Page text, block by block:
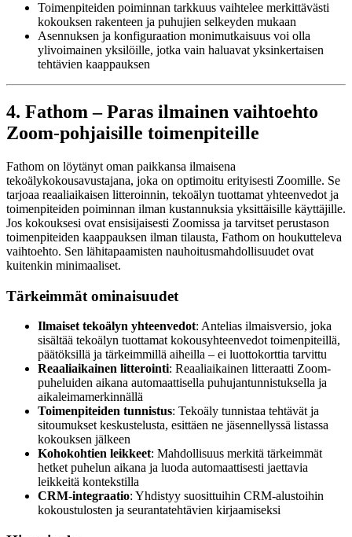
Toimenpiteiden poiminnan tarkkuus vaihtelee merkittävästi
kokouksen rakenteen ja puhujien selkeyden mukaan
Asennuksen ja konfiguraation monimutkaisuus voi olla
ylivoimainen yksilöille, jotka vain haluavat yksinkertaisen
tehtävien kaappauksen
4. Fathom – Paras ilmainen vaihtoehto
Zoom-pohjaisille toimenpiteille
Fathom on löytänyt oman paikkansa ilmaisena
tekoälykokousavustajana, joka on optimoitu erityisesti Zoomille. Se
tarjoaa reaaliaikaisen litteroinnin, tekoälyn tuottamat yhteenvedot ja
toimenpiteiden poiminnan ilman kustannuksia yksittäisille käyttäjille.
Jos kokouksesi ovat ensisijaisesti Zoomissa ja tarvitset perustason
toimenpiteiden kaappauksen ilman tilausta, Fathom on houkutteleva
vaihtoehto. Sen lähitapaamisten nauhoitusmahdollisuudet ovat
kuitenkin minimaaliset.
Tärkeimmät ominaisuudet
Ilmaiset tekoälyn yhteenvedot: Antelias ilmaisversio, joka
sisältää tekoälyn tuottamat kokousyhteenvedot toimenpiteillä,
päätöksillä ja tärkeimmillä aiheilla – ei luottokorttia tarvittu
Reaaliaikainen litterointi: Reaaliaikainen litteraatti Zoom-
puheluiden aikana automaattisella puhujantunnistuksella ja
aikaleimamerkinnällä
Toimenpiteiden tunnistus: Tekoäly tunnistaa tehtävät ja
sitoumukset keskustelusta, esittäen ne jäsennellyssä listassa
kokouksen jälkeen
Kohokohtien leikkeet: Mahdollisuus merkitä tärkeimmät
hetket puhelun aikana ja luoda automaattisesti jaettavia
leikkeitä kontekstilla
CRM-integraatio: Yhdistyy suosittuihin CRM-alustoihin
kokoustulosten ja seurantatehtävien kirjaamiseksi